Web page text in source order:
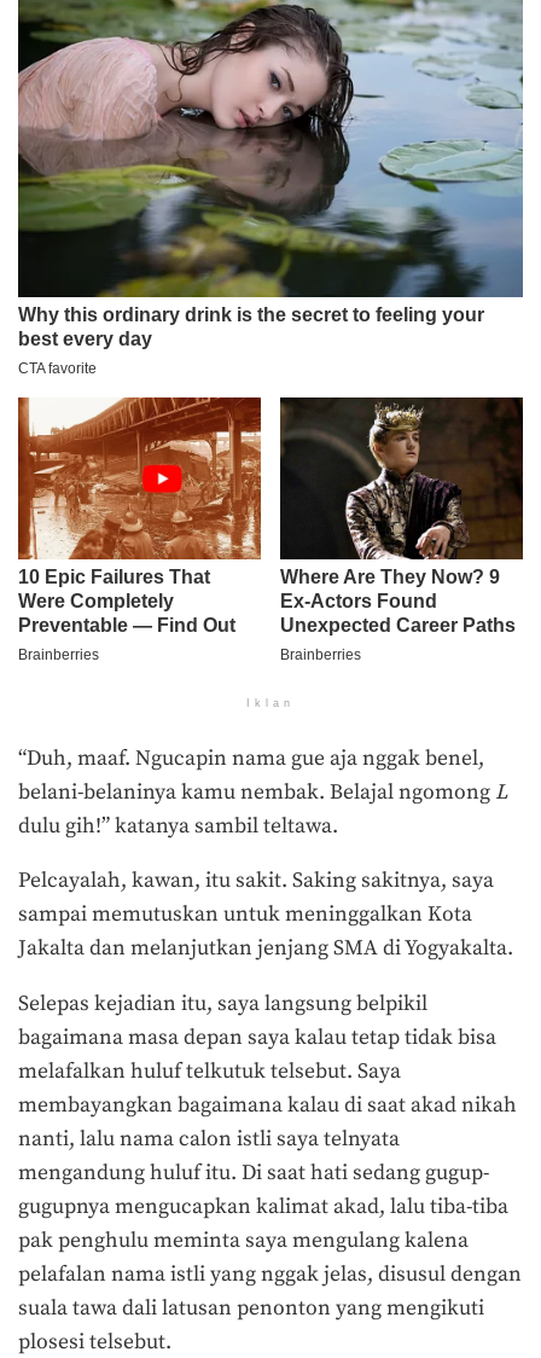
Iklan
“Duh, maaf. Ngucapin nama gue aja nggak benel,
belani-belaninya kamu nembak. Belajal ngomong L
dulu gih!” katanya sambil teltawa.
Pelcayalah, kawan, itu sakit. Saking sakitnya, saya
sampai memutuskan untuk meninggalkan Kota
Jakalta dan melanjutkan jenjang SMA di Yogyakalta.
Selepas kejadian itu, saya langsung belpikil
bagaimana masa depan saya kalau tetap tidak bisa
melafalkan huluf telkutuk telsebut. Saya
membayangkan bagaimana kalau di saat akad nikah
nanti, lalu nama calon istli saya telnyata
mengandung huluf itu. Di saat hati sedang gugup-
gugupnya mengucapkan kalimat akad, lalu tiba-tiba
pak penghulu meminta saya mengulang kalena
pelafalan nama istli yang nggak jelas, disusul dengan
suala tawa dali latusan penonton yang mengikuti
plosesi telsebut.